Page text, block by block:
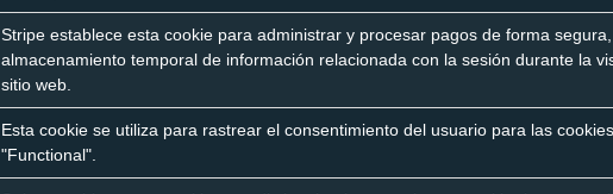
Stripe establece esta cookie para administrar y procesar pagos de forma
almacenamiento temporal de información relacionada con la sesión durante la
sitio web.
Esta cookie se utiliza para rastrear el consentimiento del usuario para las
"Functional".